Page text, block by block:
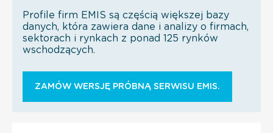
Profile firm EMIS są częścią większej bazy
danych, która zawiera dane i analizy o firmach,
sektorach i rynkach z ponad 125 rynków
wschodzących.
ZAMÓW WERSJĘ PRÓBNĄ SERWISU EMIS.